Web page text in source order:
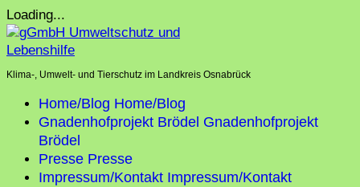
Skip
to
content
Loading...
Klima-, Umwelt- und Tierschutz im Landkreis Osnabrück
Home/Blog Home/Blog
Gnadenhofprojekt Brödel Gnadenhofprojekt
Brödel
Presse Presse
Impressum/Kontakt Impressum/Kontakt